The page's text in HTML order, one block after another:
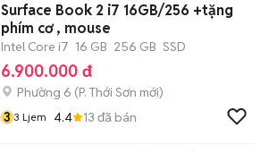
Surface Book 2 i7 16GB/256 +tặng
phím cơ , mouse
Intel Core i7 16 GB 256 GB SSD
6.900.000 đ
Phường 6 (P. Thới Sơn mới)
3 3 Ljem 4.4 13 đã bán